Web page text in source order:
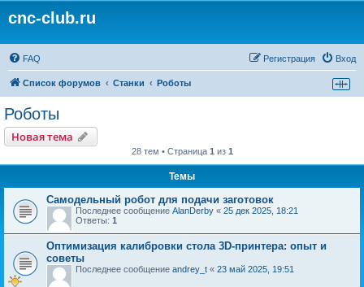
cnc-club.ru
FAQ Вход
Регистрация
Список форумов Станки Роботы
Роботы
Новая тема
28 тем • Страница 1 из 1
Темы
Самодельный робот для подачи заготовок
Последнее сообщение AlanDerby « 25 дек 2025, 18:21
Ответы: 1
Оптимизация калибровки стола 3D-принтера: опыт и
советы
Последнее сообщение andrey_t « 23 май 2025, 19:51